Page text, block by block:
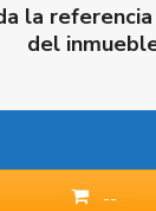
la
del
--